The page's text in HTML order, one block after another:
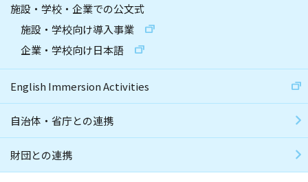
施設・学校・企業での公文式
施設・学校向け導入事業
企業・学校向け日本語
English Immersion Activities
自治体・省庁との連携
財団との連携